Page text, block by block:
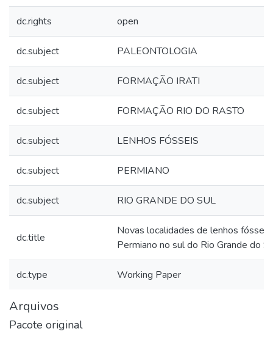
dc.rights open
dc.subject PALEONTOLOGIA
dc.subject FORMAÇÃO IRATI
dc.subject FORMAÇÃO RIO DO RASTO
dc.subject LENHOS FÓSSEIS
dc.subject PERMIANO
dc.subject RIO GRANDE DO SUL
dc.title
Novas localidades de lenhos
Permiano no sul do Rio Grande do
dc.type Working Paper
Arquivos
Pacote original